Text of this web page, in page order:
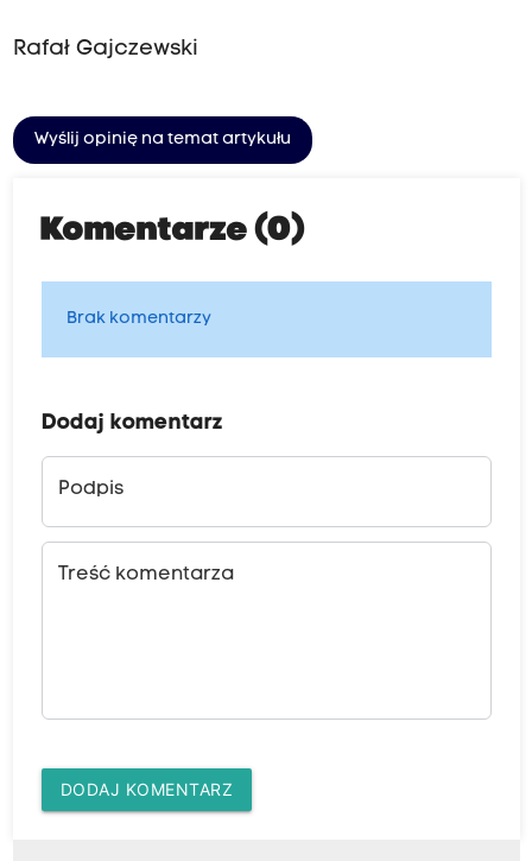
Rafał Gajczewski
Wyślij opinię na temat artykułu
Komentarze (0)
Brak komentarzy
Dodaj komentarz
Podpis
Treść komentarza
DODAJ KOMENTARZ